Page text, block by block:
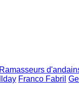
Ramasseurs
Franco Fabril